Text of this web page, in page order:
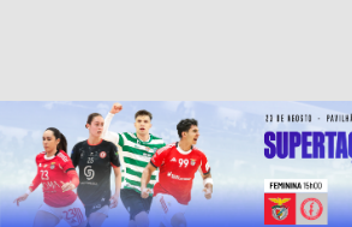
Resultados Andebol
Federação de Andebol de Portugal
Grátis - Disponivel na Play Store